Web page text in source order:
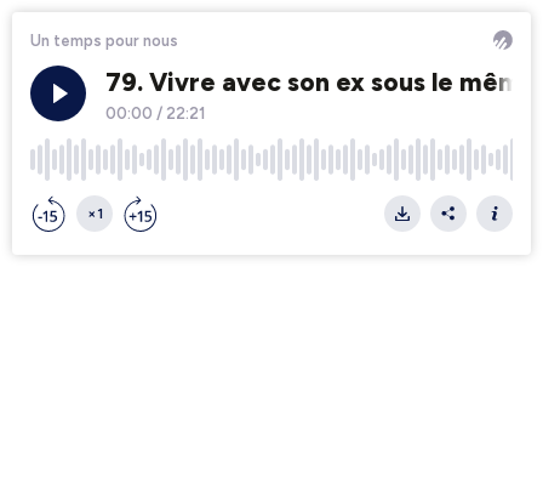
Un temps pour nous
79. Vivre avec son ex sous le
00:00 / 22:21
×1